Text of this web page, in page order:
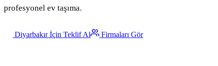
profesyonel ev taşıma.
Diyarbakır İçin Teklif Al Firmaları Gör